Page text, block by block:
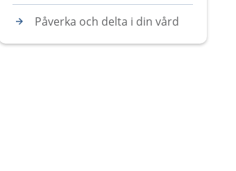
Påverka och delta i din vård